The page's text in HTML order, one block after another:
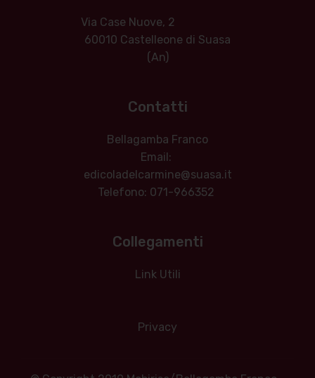
Via Case Nuove, 2
60010 Castelleone di Suasa
(An)
Contatti
Bellagamba Franco
Email:
edicoladelcarmine@suasa.it
Telefono: 071-966352
Collegamenti
Link Utili
Privacy